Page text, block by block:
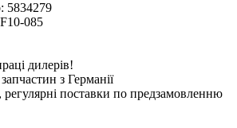
5834279
085
дилерів!
з Германії
регулярні поставки по предзамовленню